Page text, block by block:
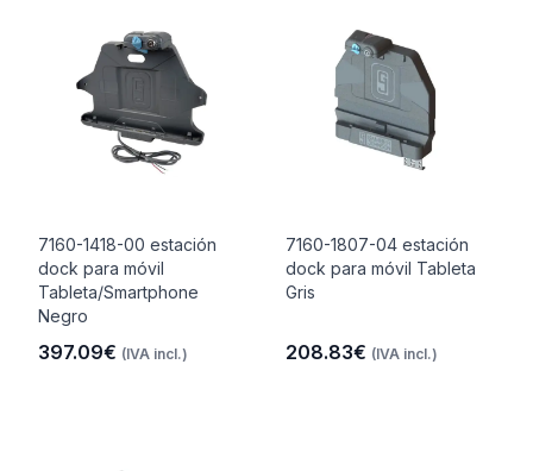
7160-1418-00 estación
dock para móvil
Tableta/Smartphone
Negro
397.09€ (IVA incl.)
7160-1807-04 estación
dock para móvil Tableta
Gris
208.83€ (IVA incl.)